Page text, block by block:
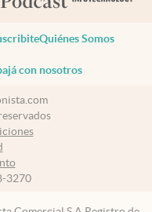
Quiénes Somos
con nosotros
3270